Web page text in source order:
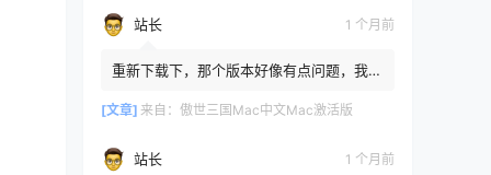
站长 1 个月前
重新下载下，那个版本好像有点问题，我重
[文章] 来自： 傲世三国Mac中文Mac激活版
站长 1 个月前